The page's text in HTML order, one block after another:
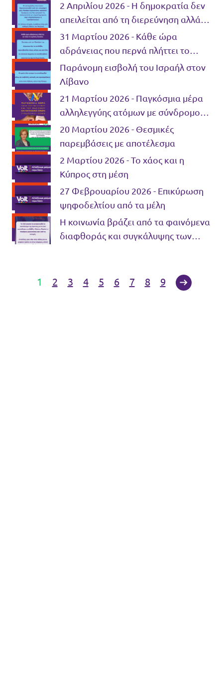
2 Απριλίου 2026 - Η δημοκρατία δεν
απειλείται από τη διερεύνηση αλλά
από τη συγκάλυψη
31 Μαρτίου 2026 - Κάθε ώρα
αδράνειας που περνά πλήττει το
Κράτος Δικαίου
Παράνομη εισβολή του Ισραήλ στον
Λίβανο
21 Μαρτίου 2026 - Παγκόσμια μέρα
αλληλεγγύης ατόμων με σύνδρομο
Down και μέρα κατά του ρατσισμού
και φασισμού
20 Μαρτίου 2026 - Θεσμικές
παρεμβάσεις με αποτέλεσμα
2 Μαρτίου 2026 - Το χάος και η
Κύπρος στη μέση
27 Φεβρουαρίου 2026 - Επικύρωση
ψηφοδελτίου από τα μέλη
Η κοινωνία βράζει από τα φαινόμενα
διαφθοράς και συγκάλυψης των
1 2 3 4 5 6 7 8 9